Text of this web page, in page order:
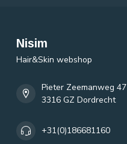
Nisim
Hair&Skin webshop
Pieter Zeemanweg 47
3316 GZ Dordrecht
+31(0)186681160